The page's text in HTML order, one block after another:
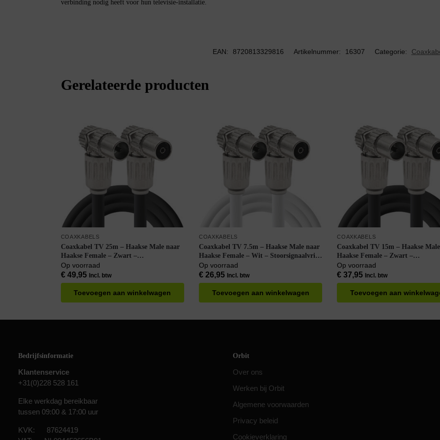
verbinding nodig heeft voor hun televisie-installatie.
EAN: 8720813329816 Artikelnummer: 16307 Categorie:
Gerelateerde producten
COAXKABELS
Coaxkabel TV 25m – Haakse Male naar
Haakse Female – Zwart –
Stoorsignaalvrij – Geschikt voor Buiten –
Handgemaakt
Op voorraad
€49,95 Incl. btw
Toevoegen aan winkelwagen
COAXKABELS
Coaxkabel TV 7.5m – Haakse Male naar
Haakse Female – Wit – Stoorsignaalvrij
– Handgemaakt
Op voorraad
€26,95 Incl. btw
Toevoegen aan winkelwagen
COAXKABELS
Coaxkabel TV 15m – Haakse
Haakse Female – Zwart –
Stoorsignaalvrij – Geschikt voor
Handgemaakt
Op voorraad
€ 37,95 Incl. btw
Toevoegen aan
Bedrijfsinformatie
Klantenservice
+31(0)228 528 161
Elke werkdag bereikbaar
tussen 09:00 & 17:00 uur
KVK: 87624419
Orbit
Over ons
Werken bij Orbit
Algemene voorwaarden
Privacy beleid
Cookieverklaring